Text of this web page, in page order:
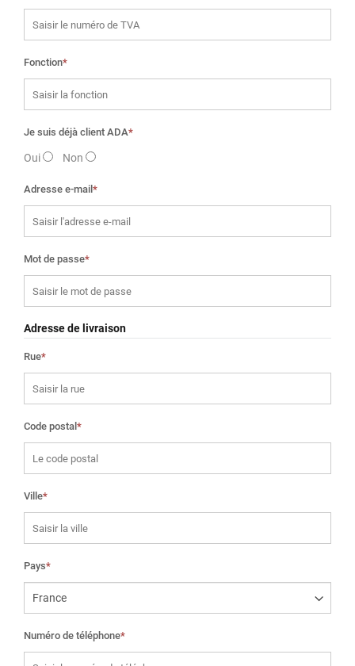
Fonction*
Je suis déjà client ADA*
Oui Non
Adresse e-mail *
Mot de passe*
Adresse de livraison
Rue*
Code postal *
Ville*
Pays*
Numéro de téléphone*